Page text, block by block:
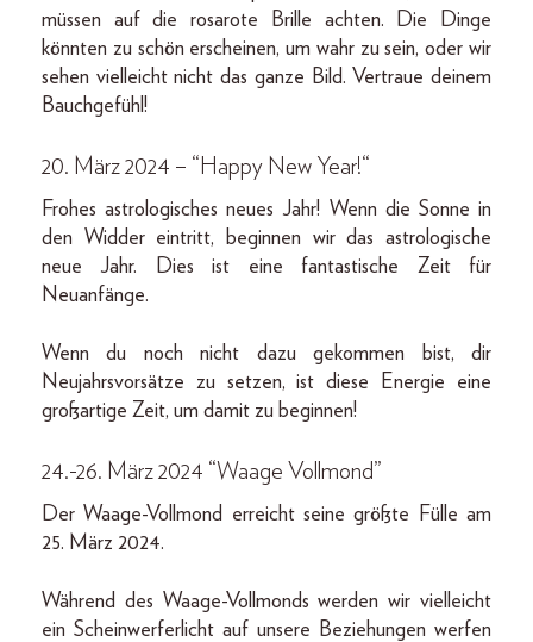
müssen auf die rosarote Brille achten. Die Dinge
könnten zu schön erscheinen, um wahr zu sein, oder wir
sehen vielleicht nicht das ganze Bild. Vertraue deinem
Bauchgefühl!
20. März 2024 – “Happy New Year!“
Frohes astrologisches neues Jahr! Wenn die Sonne in
den Widder eintritt, beginnen wir das astrologische
neue Jahr. Dies ist eine fantastische Zeit für
Neuanfänge.
Wenn du noch nicht dazu gekommen bist, dir
Neujahrsvorsätze zu setzen, ist diese Energie eine
großartige Zeit, um damit zu beginnen!
24.-26. März 2024 “Waage Vollmond”
Der Waage-Vollmond erreicht seine größte Fülle am
25. März 2024.
Während des Waage-Vollmonds werden wir vielleicht
ein Scheinwerferlicht auf unsere Beziehungen werfen